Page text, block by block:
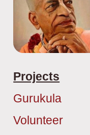
Projects
Gurukula
Volunteer